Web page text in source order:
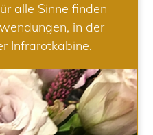
alle Sinne finden
in der
Infrarotkabine.